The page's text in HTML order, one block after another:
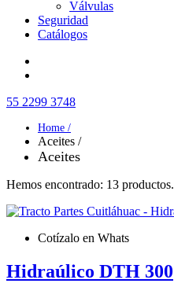
Válvulas
Seguridad
Catálogos
55 2299 3748
Home /
Aceites /
Aceites
Hemos encontrado: 13 productos.
Cotízalo en Whats
Hidraúlico DTH 300